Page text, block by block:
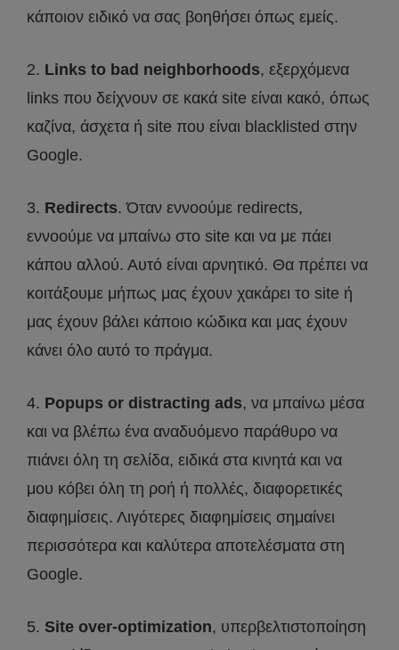
κάποιον ειδικό να σας βοηθήσει όπως εμείς.
2. Links to bad neighborhoods, εξερχόμενα
links που δείχνουν σε κακά site είναι κακό, όπως
καζίνα, άσχετα ή site που είναι blacklisted στην
Google.
3. Redirects. Όταν εννοούμε redirects,
εννοούμε να μπαίνω στο site και να με πάει
κάπου αλλού. Αυτό είναι αρνητικό. Θα πρέπει να
κοιτάξουμε μήπως μας έχουν χακάρει το site ή
μας έχουν βάλει κάποιο κώδικα και μας έχουν
κάνει όλο αυτό το πράγμα.
4. Popups or distracting ads, να μπαίνω μέσα
και να βλέπω ένα αναδυόμενο παράθυρο να
πιάνει όλη τη σελίδα, ειδικά στα κινητά και να
μου κόβει όλη τη ροή ή πολλές, διαφορετικές
διαφημίσεις. Λιγότερες διαφημίσεις σημαίνει
περισσότερα και καλύτερα αποτελέσματα στη
Google.
5. Site over-optimization, υπερβελτιστοποίηση